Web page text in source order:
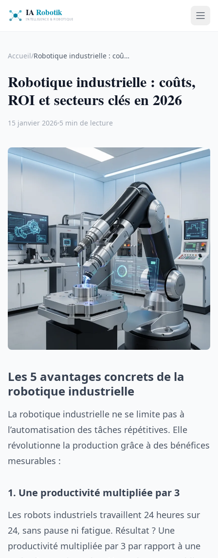
Accueil/ Robotique industrielle : coûts, ROI et secteurs clés en 2026
Robotique industrielle : coûts,
ROI et secteurs clés en 2026
15 janvier 2026 5 min de lecture
Les 5 avantages concrets de la
robotique industrielle
La robotique industrielle ne se limite pas à
l’automatisation des tâches répétitives. Elle
révolutionne la production grâce à des bénéfices
mesurables :
1. Une productivité multipliée par 3
Les robots industriels travaillent 24 heures sur
24, sans pause ni fatigue. Résultat ? Une
productivité multipliée par 3 par rapport à une